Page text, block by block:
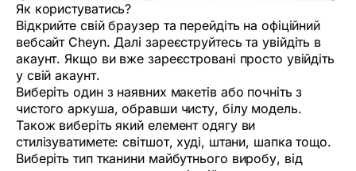
Як користуватись?
Відкрийте свій браузер та перейдіть на офіційний
вебсайт Cheyn. Далі зареєструйтесь та увійдіть в
акаунт. Якщо ви вже зареєстровані просто увійдіть
у свій акаунт.
Виберіть один з наявних макетів або почніть з
чистого аркуша, обравши чисту, білу модель.
Також виберіть який елемент одягу ви
стилізуватимете: світшот, худі, штани, шапка тощо.
Виберіть тип тканини майбутнього виробу, від